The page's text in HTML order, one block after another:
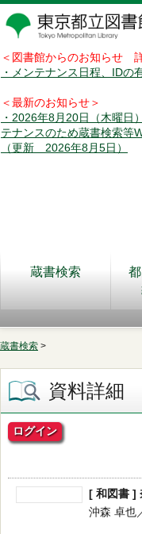
＜図書館からのお知らせ
・メンテナンス日程、ID
＜最新のお知らせ＞
・2026年8月20日（木曜
テナンスのため蔵書検索等
（更新 2026年8月5日）
蔵書検索
蔵書検索 >
資料詳細
ログイン
[ 和図書 ]
沖森 卓也